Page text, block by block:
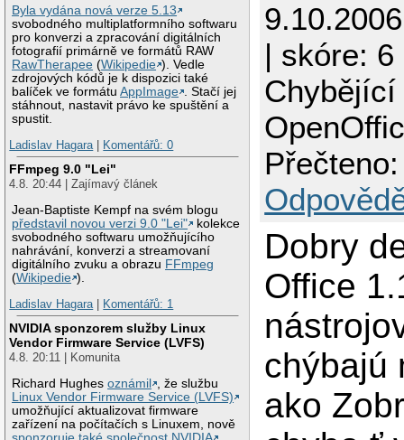
Byla vydána nová verze 5.13
svobodného multiplatformního softwaru
pro konverzi a zpracování digitálních
fotografií primárně ve formátů RAW
RawTherapee (Wikipedie ). Vedle
zdrojových kódů je k dispozici také
balíček ve formátuAppImage
. Stačí jej
stáhnout, nastavit právo ke spuštění a
spustit.
Ladislav Hagara| Komentářů: 0
FFmpeg 9.0 "Lei"
4.8. 20:44 | Zajímavý článek
Jean-Baptiste Kempf na svém blogu
představil novou verzi 9.0 "Lei"
kolekce
svobodného softwaru umožňujícího
nahrávání, konverzi a streamovaní
digitálního zvuku a obrazu FFmpeg
(Wikipedie ).
Ladislav Hagara| Komentářů: 1
NVIDIA sponzorem služby Linux
Vendor Firmware Service (LVFS)
4.8. 20:11 | Komunita
Richard Hughesoznámil
, že službu
Linux Vendor Firmware Service (LVFS)
umožňující aktualizovat firmware
zařízení na počítačích s Linuxem, nově
| skóre: 6
Dobry
Office
chýbajú
ako